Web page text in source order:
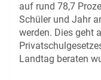
auf rund 78,7
Schüler und Jahr
werden. Dies geht
Landtag beraten